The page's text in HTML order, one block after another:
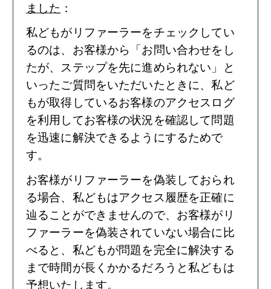
ました ：
私どもがリファーラーをチェックしてい
るのは、お客様から「お問い合わせをし
たが、ステップを先に進められない」と
いったご質問をいただいたときに、私ど
もが取得しているお客様のアクセスログ
を利用してお客様の状況を確認して問題
を迅速に解決できるようにするためで
す。
お客様がリファーラーを偽装しておられ
る場合、私どもはアクセス履歴を正確に
辿ることができませんので、お客様がリ
ファーラーを偽装されていない場合に比
べると、私どもが問題を完全に解決する
まで時間が長くかかるだろうと私どもは
予想いたします。